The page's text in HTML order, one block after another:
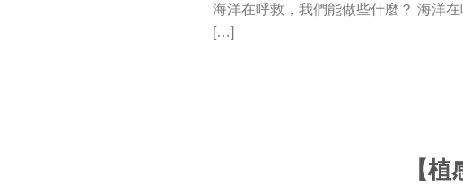
海洋在呼救，我們能做些什麼？ 海洋
[…]
【